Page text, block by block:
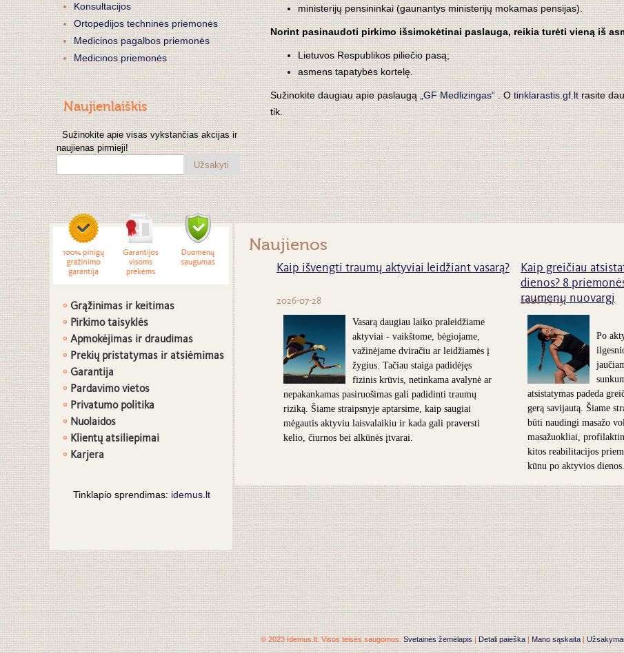
ministerijų pensininkai (gaunantys ministerijų mokamas pensijas).
Norint pasinaudoti pirkimo išsimokėtinai paslauga, reikia turėti vieną iš
Lietuvos Respublikos piliečio pasą;
asmens tapatybės kortelę.
Sužinokite daugiau apie paslaugą „GF Medlizingas“ . O tinklarastis.gf.lt rasite
tik.
Konsultacijos
Ortopedijos techninės priemonės
Medicinos pagalbos priemonės
Medicinos priemonės
Naujienlaiškis
Sužinokite apie visas vykstančias akcijas ir
naujienas pirmieji!
Užsakyti
Grąžinimas ir keitimas
Pirkimo taisyklės
Apmokėjimas ir draudimas
Prekių pristatymas ir atsiėmimas
Garantija
Pardavimo vietos
Privatumo politika
Nuolaidos
Klientų atsiliepimai
Karjera
Tinklapio sprendimas: idemus.lt
Naujienos
Kaip išvengti traumų aktyviai leidžiant vasarą?
2026-07-28
Vasarą daugiau laiko praleidžiame
aktyviai - vaikštome, bėgiojame,
važinėjame dviračiu ar leidžiamės į
žygius. Tačiau staiga padidėjęs
fizinis krūvis, netinkama avalynė ar
nepakankamas pasiruošimas gali padidinti traumų
riziką. Šiame straipsnyje aptarsime, kaip saugiai
mėgautis aktyviu laisvalaikiu ir kada gali praversti
kelio, čiurnos bei alkūnės įtvarai.
Kaip greičiau
dienos? 8
raumenų nuovargį
2026-07-15
Po
atsistatymas padeda
gerą savijautą. Šiame
būti naudingi masažo
masažuokliai,
kitos reabilitacijos
kūnu po aktyvios dienos.
© 2023 Idemus.lt. Visos teisės saugomos.Svetainės žemėlapis|Detali paieška|Mano sąskaita|